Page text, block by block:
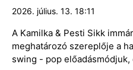
2026. július. 13. 18:11
A Kamilka & Pesti Sikk
meghatározó szereplője a
swing - pop